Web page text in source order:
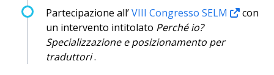
Partecipazione all’VIII Congresso SELM
con
un intervento intitolato Perché io?
Specializzazione e posizionamento per
traduttori.